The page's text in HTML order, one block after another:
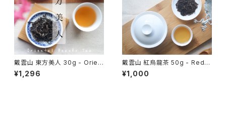
戴雲山 東方美人 30g - Orien
tal Beauty Tea - 中国茶 烏龍
茶 福建省産
¥1,296
戴雲山 紅烏龍茶 50g - Red O
olong Tea - 中国茶 烏龍茶
福建省産
¥1,000